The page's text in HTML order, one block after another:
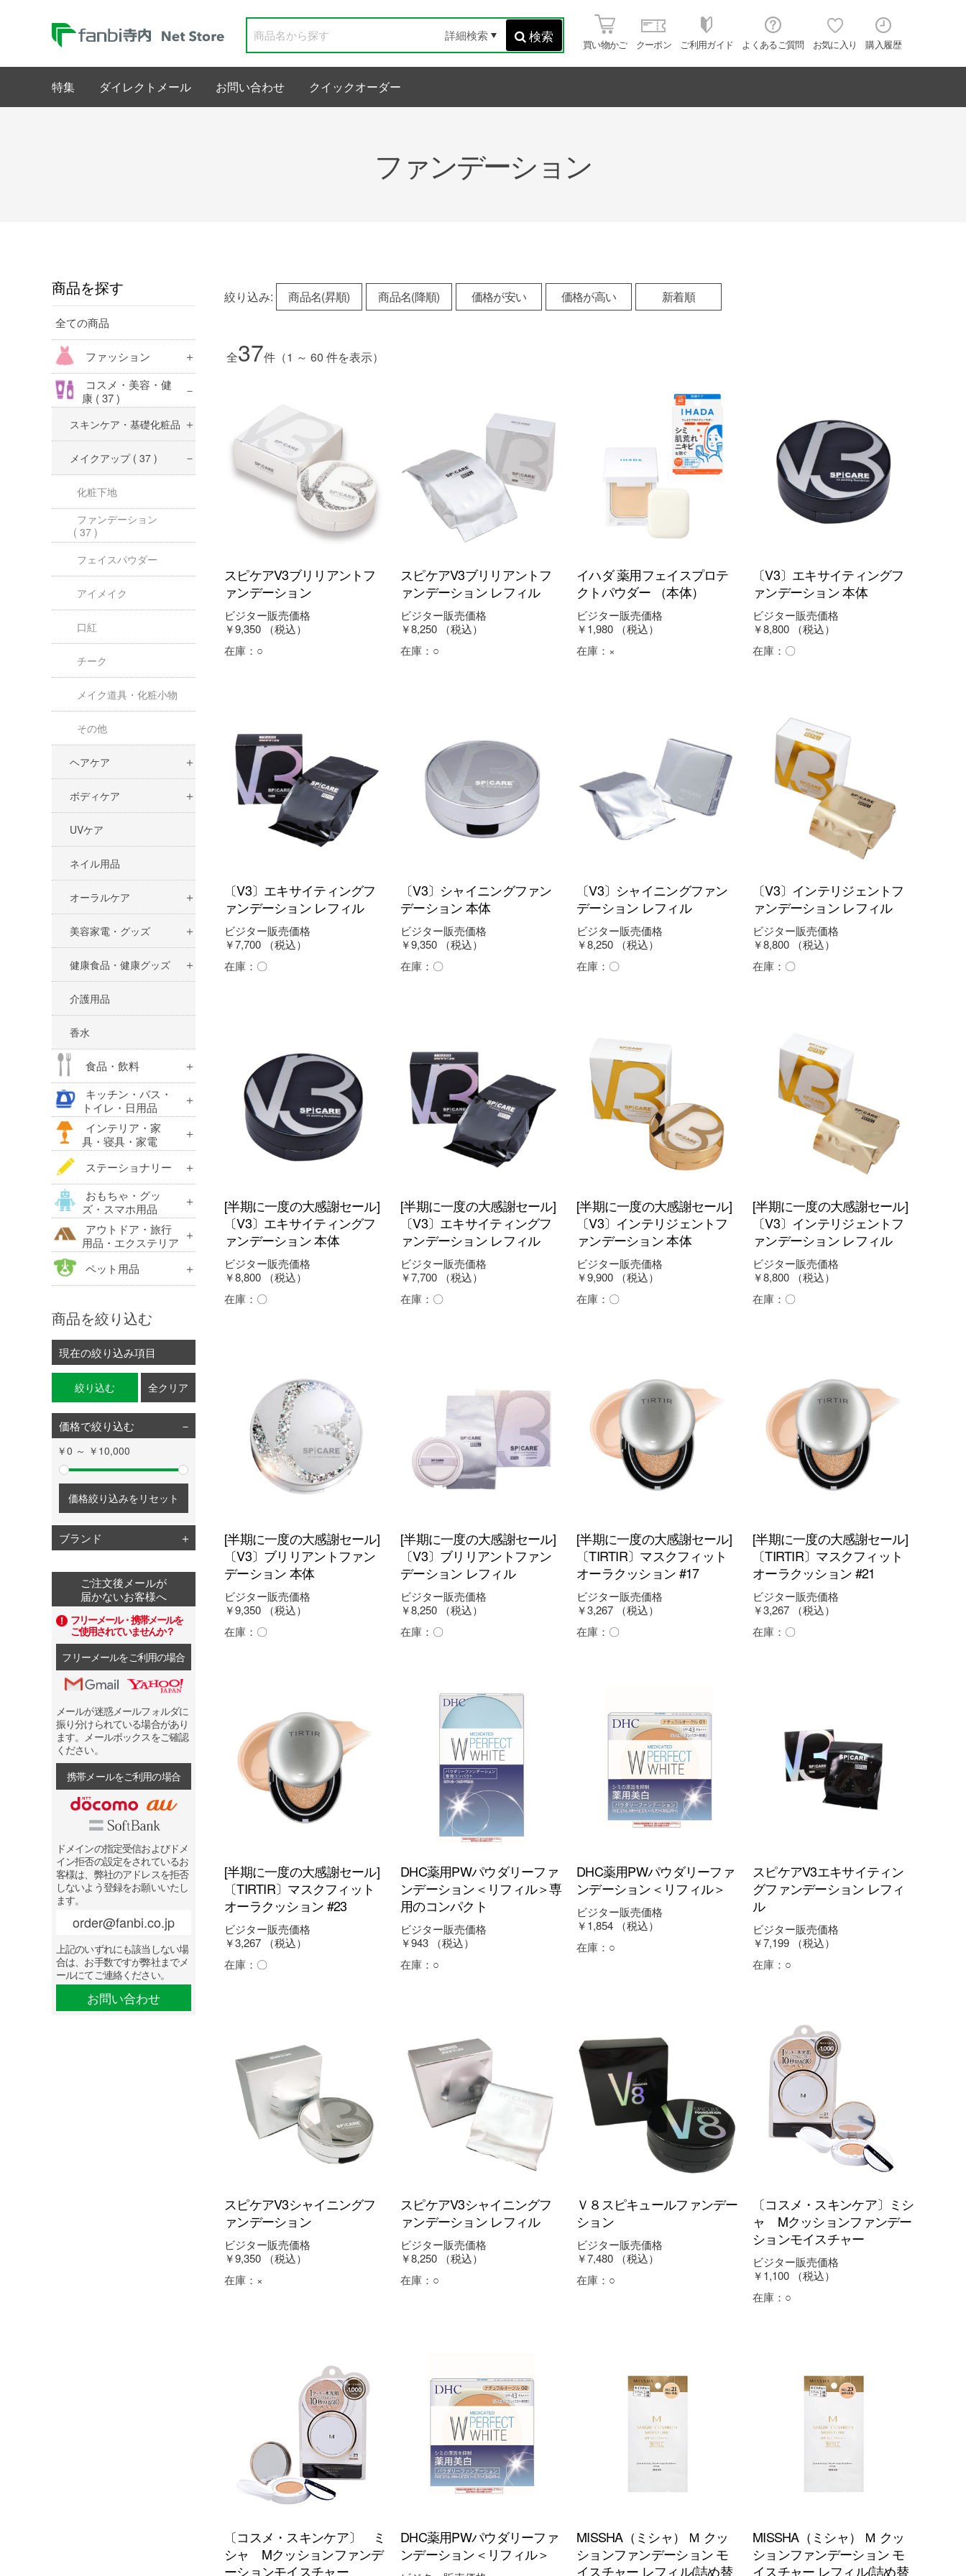
検索
詳細検索
買い物かご クーポン ご利用ガイド よくあるご質問 お気に入り 購入履歴
特集 ダイレクトメール お問い合わせ クイックオーダー
ファンデーション
商品を探す
全ての商品
ファッション
コスメ・美容・健
康 ( 37 )
スキンケア・基礎化粧品
メイクアップ ( 37 )
化粧下地
ファンデーション
( 37 )
フェイスパウダー
アイメイク
口紅
チーク
メイク道具・化粧小物
その他
ヘアケア
ボディケア
UVケア
ネイル用品
オーラルケア
美容家電・グッズ
健康食品・健康グッズ
介護用品
香水
食品・飲料
キッチン・バス・
トイレ・日用品
インテリア・家
具・寝具・家電
ステーショナリー
おもちゃ・グッ
ズ・スマホ用品
アウトドア・旅行
用品・エクステリア
ペット用品
商品を絞り込む
現在の絞り込み項目
絞り込む 全クリア
価格で絞り込む
￥0 ～ ￥10,000
価格絞り込みをリセット
ブランド
ご注文後メールが
届かないお客様へ
フリーメール・携帯メールを
ご使用されていませんか？
フリーメールをご利用の場合
メールが迷惑メールフォルダに
振り分けられている場合があり
ます。メールボックスをご確認
ください。
携帯メールをご利用の場合
ドメインの指定受信およびドメ
イン拒否の設定をされているお
客様は、弊社のアドレスを拒否
しないよう登録をお願いいたし
ます。
order@fanbi.co.jp
上記のいずれにも該当しない場
合は、お手数ですが弊社までメ
ールにてご連絡ください。
お問い合わせ
絞り込み: 商品名(昇順) 商品名(降順) 価格が安い 価格が高い 新着順
全37件（1 ～ 60 件を表示）
スピケアV3ブリリアントフ
ァンデーション
ビジター販売価格
￥9,350
（税込）
在庫： ○
スピケアV3ブリリアントフ
ァンデーション レフィル
ビジター販売価格
￥8,250
（税込）
在庫： ○
イハダ 薬用フェイスプロテ
クトパウダー （本体）
ビジター販売価格
￥1,980
（税込）
在庫： ×
〔V3〕エキサイティングフ
ァンデーション 本体
ビジター販売価格
￥8,800
（税込）
在庫： 〇
〔V3〕エキサイティングフ
ァンデーション レフィル
ビジター販売価格
￥7,700
（税込）
在庫： 〇
〔V3〕シャイニングファン
デーション 本体
ビジター販売価格
￥9,350
（税込）
在庫： 〇
〔V3〕シャイニングファン
デーション レフィル
ビジター販売価格
￥8,250
（税込）
在庫： 〇
〔V3〕インテリジェントフ
ァンデーション レフィル
ビジター販売価格
￥8,800
（税込）
在庫： 〇
[半期に一度の大感謝セール]
〔V3〕エキサイティングフ
ァンデーション 本体
ビジター販売価格
￥8,800
（税込）
在庫： 〇
[半期に一度の大感謝セール]
〔V3〕エキサイティングフ
ァンデーション レフィル
ビジター販売価格
￥7,700
（税込）
在庫： 〇
[半期に一度の大感謝セール]
〔V3〕インテリジェントフ
ァンデーション 本体
ビジター販売価格
￥9,900
（税込）
在庫： 〇
[半期に一度の大感謝セール]
〔V3〕インテリジェントフ
ァンデーション レフィル
ビジター販売価格
￥8,800
（税込）
在庫： 〇
[半期に一度の大感謝セール]
〔V3〕ブリリアントファン
デーション 本体
ビジター販売価格
￥9,350
（税込）
在庫： 〇
[半期に一度の大感謝セール]
〔V3〕ブリリアントファン
デーション レフィル
ビジター販売価格
￥8,250
（税込）
在庫： 〇
[半期に一度の大感謝セール]
〔TIRTIR〕マスクフィット
オーラクッション #17
ビジター販売価格
￥3,267
（税込）
在庫： 〇
[半期に一度の大感謝セール]
〔TIRTIR〕マスクフィット
オーラクッション #21
ビジター販売価格
￥3,267
（税込）
在庫： 〇
[半期に一度の大感謝セール]
〔TIRTIR〕マスクフィット
オーラクッション #23
ビジター販売価格
￥3,267
（税込）
在庫： 〇
DHC薬用PWパウダリーファ
ンデーション＜リフィル＞専
用のコンパクト
ビジター販売価格
￥943
（税込）
在庫： ○
DHC薬用PWパウダリーファ
ンデーション＜リフィル＞
ビジター販売価格
￥1,854
（税込）
在庫： ○
スピケアV3エキサイティン
グファンデーション レフィ
ル
ビジター販売価格
￥7,199
（税込）
在庫： ○
スピケアV3シャイニングフ
ァンデーション
ビジター販売価格
￥9,350
（税込）
在庫： ×
スピケアV3シャイニングフ
ァンデーション レフィル
ビジター販売価格
￥8,250
（税込）
在庫： ○
Ｖ８スピキュールファンデー
ション
ビジター販売価格
￥7,480
（税込）
在庫： ○
〔コスメ・スキンケア〕ミシ
ャ Mクッションファンデー
ションモイスチャー
ビジター販売価格
￥1,100
（税込）
在庫： ○
〔コスメ・スキンケア〕 ミ
シャ Mクッションファンデ
ーションモイスチャー
DHC薬用PWパウダリーファ
ンデーション＜リフィル＞
MISSHA（ミシャ） Ｍ クッ
ションファンデーション モ
イスチャー レフィル(詰め替
MISSHA（ミシャ） Ｍ クッ
ションファンデーション モ
イスチャー レフィル(詰め替